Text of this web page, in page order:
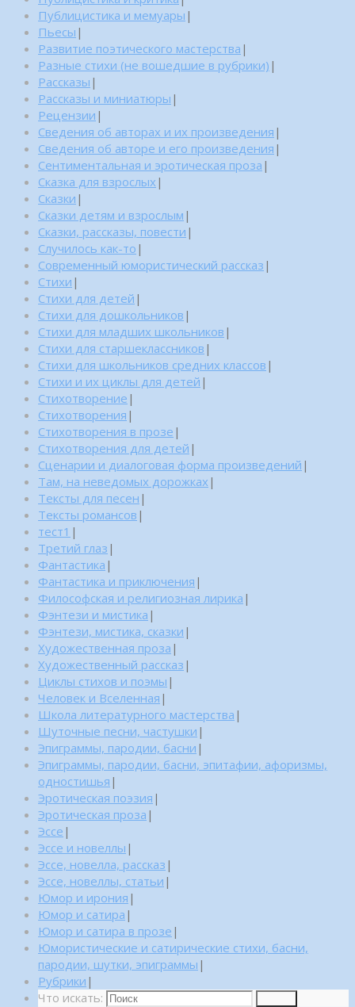
Публицистика и мемуары |
Пьесы |
Развитие поэтического мастерства |
Разные стихи (не вошедшие в рубрики) |
Рассказы |
Рассказы и миниатюры |
Рецензии |
Сведения об авторах и их произведения |
Сведения об авторе и его произведения |
Сентиментальная и эротическая проза |
Сказка для взрослых |
Сказки |
Сказки детям и взрослым |
Сказки, рассказы, повести |
Случилось как-то |
Современный юмористический рассказ |
Стихи |
Стихи для детей |
Стихи для дошкольников |
Стихи для младших школьников |
Стихи для старшеклассников |
Стихи для школьников средних классов |
Стихи и их циклы для детей |
Стихотворение |
Стихотворения |
Стихотворения в прозе |
Стихотворения для детей |
Сценарии и диалоговая форма произведений |
Там, на неведомых дорожках |
Тексты для песен |
Тексты романсов |
тест1 |
Третий глаз |
Фантастика |
Фантастика и приключения |
Философская и религиозная лирика |
Фэнтези и мистика |
Фэнтези, мистика, сказки |
Художественная проза |
Художественный рассказ |
Циклы стихов и поэмы |
Человек и Вселенная |
Школа литературного мастерства |
Шуточные песни, частушки |
Эпиграммы, пародии, басни |
Эпиграммы, пародии, басни, эпитафии, афоризмы,
одностишья |
Эротическая поэзия |
Эротическая проза |
Эссе |
Эссе и новеллы |
Эссе, новелла, рассказ |
Эссе, новеллы, статьи |
Юмор и ирония |
Юмор и сатира |
Юмор и сатира в прозе |
Юмористические и сатирические стихи, басни,
пародии, шутки, эпиграммы |
Рубрики |
Что искать: